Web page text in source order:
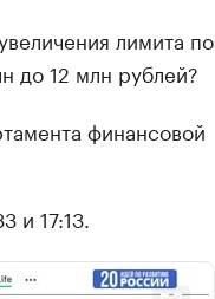
лимита по
до 12 млн рублей?
финансовой
и 17:13.